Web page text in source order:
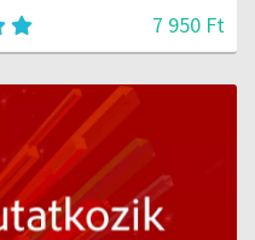
7 950 Ft